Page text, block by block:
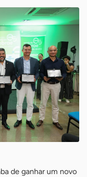
de ganhar um novo